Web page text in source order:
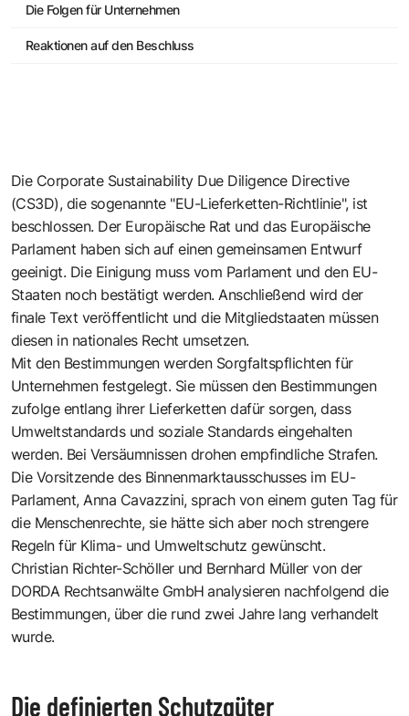
Die Folgen für Unternehmen
Reaktionen auf den Beschluss
Die Corporate Sustainability Due Diligence Directive
(CS3D), die sogenannte "EU-Lieferketten-Richtlinie", ist
beschlossen. Der Europäische Rat und das Europäische
Parlament haben sich auf einen gemeinsamen Entwurf
geeinigt. Die Einigung muss vom Parlament und den EU-
Staaten noch bestätigt werden. Anschließend wird der
finale Text veröffentlicht und die Mitgliedstaaten müssen
diesen in nationales Recht umsetzen.
Mit den Bestimmungen werden Sorgfaltspflichten für
Unternehmen festgelegt. Sie müssen den Bestimmungen
zufolge entlang ihrer Lieferketten dafür sorgen, dass
Umweltstandards und soziale Standards eingehalten
werden. Bei Versäumnissen drohen empfindliche Strafen.
Die Vorsitzende des Binnenmarktausschusses im EU-
Parlament, Anna Cavazzini, sprach von einem guten Tag für
die Menschenrechte, sie hätte sich aber noch strengere
Regeln für Klima- und Umweltschutz gewünscht.
Christian Richter-Schöller und Bernhard Müller von der
DORDA Rechtsanwälte GmbH analysieren nachfolgend die
Bestimmungen, über die rund zwei Jahre lang verhandelt
wurde.
Die definierten Schutzgüter